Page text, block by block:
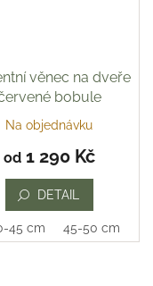
věnec na dveře
bobule
Na objednávku
od1 290 Kč
DETAIL
45 cm 45-50 cm